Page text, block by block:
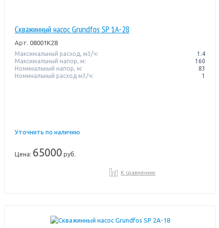
Скважинный насос Grundfos SP 1A-28
Арт. 08001K28
Максимальный расход, м3/ч:
1.4
Максимальный напор, м:
160
Номинальный напор, м:
83
Номинальный расход м3/ч:
1
Уточнить по наличию
Цена: 65000 руб.
К сравнению